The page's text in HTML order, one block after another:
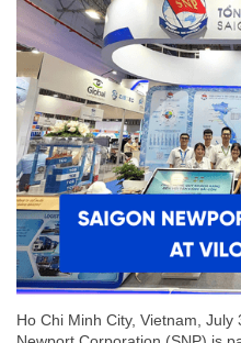
Ho Chi Minh City, Vietnam,